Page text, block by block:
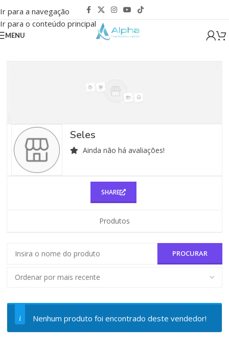
Ir para a navegação
Ir para o conteúdo principal
MENU
Seles
Ainda não há avaliações!
SHARE
Produtos
Nenhum produto foi encontrado deste vendedor!